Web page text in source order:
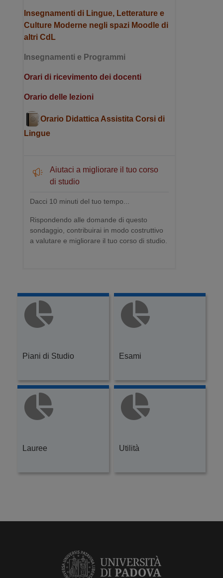
Insegnamenti di Lingue, Letterature e
Culture Moderne negli spazi Moodle di
altri CdL
Insegnamenti e Programmi
Orari di ricevimento dei docenti
Orario delle lezioni
Orario Didattica Assistita Corsi di
Lingue
Aiutaci a migliorare il tuo corso
di studio
Dacci 10 minuti del tuo tempo...
Rispondendo alle domande di questo
sondaggio, contribuirai in modo costruttivo
a valutare e migliorare il tuo corso di studio.
Piani di Studio Esami
Lauree Utilità